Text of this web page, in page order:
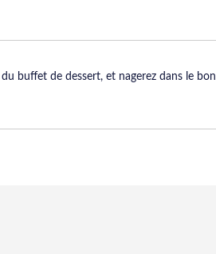
buffet de dessert, et nagerez dans le